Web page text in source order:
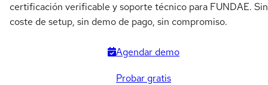
certificación verificable y soporte técnico para FUNDAE. Sin
coste de setup, sin demo de pago, sin compromiso.
Agendar demo
Probar gratis